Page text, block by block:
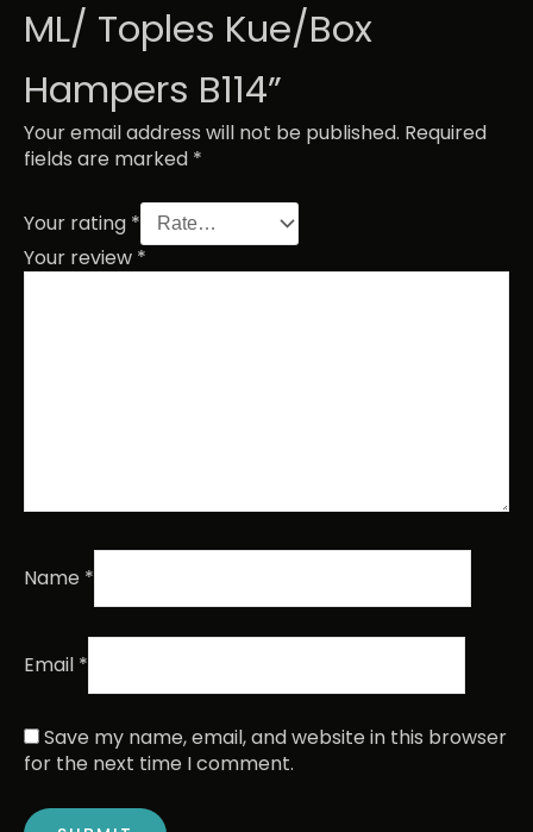
ML/ Toples Kue/Box
Hampers B114”
Your email address will not be published. Required
fields are marked *
Your rating *
Your review *
Name *
Email *
Save my name, email, and website in this browser
for the next time I comment.